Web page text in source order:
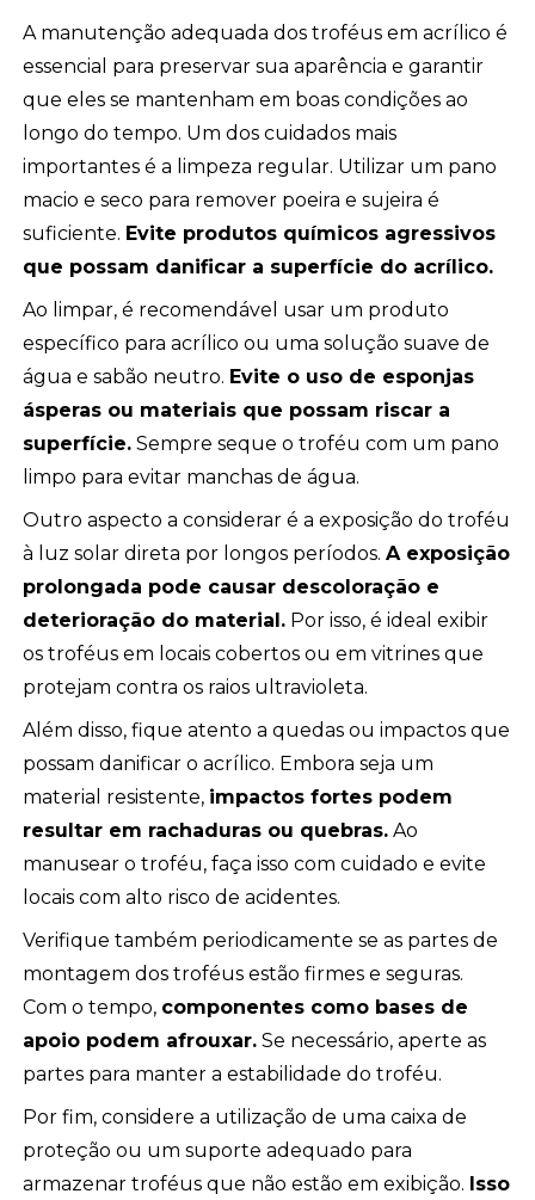
A manutenção adequada dos troféus em acrílico é
essencial para preservar sua aparência e garantir
que eles se mantenham em boas condições ao
longo do tempo. Um dos cuidados mais
importantes é a limpeza regular. Utilizar um pano
macio e seco para remover poeira e sujeira é
suficiente. Evite produtos químicos agressivos
que possam danificar a superfície do acrílico.
Ao limpar, é recomendável usar um produto
específico para acrílico ou uma solução suave de
água e sabão neutro. Evite o uso de esponjas
ásperas ou materiais que possam riscar a
superfície. Sempre seque o troféu com um pano
limpo para evitar manchas de água.
Outro aspecto a considerar é a exposição do troféu
à luz solar direta por longos períodos.A exposição
prolongada pode causar descoloração e
deterioração do material. Por isso, é ideal exibir
os troféus em locais cobertos ou em vitrines que
protejam contra os raios ultravioleta.
Além disso, fique atento a quedas ou impactos que
possam danificar o acrílico. Embora seja um
material resistente, impactos fortes podem
resultar em rachaduras ou quebras. Ao
manusear o troféu, faça isso com cuidado e evite
locais com alto risco de acidentes.
Verifique também periodicamente se as partes de
montagem dos troféus estão firmes e seguras.
Com o tempo, componentes como bases de
apoio podem afrouxar. Se necessário, aperte as
partes para manter a estabilidade do troféu.
Por fim, considere a utilização de uma caixa de
proteção ou um suporte adequado para
armazenar troféus que não estão em exibição. Isso